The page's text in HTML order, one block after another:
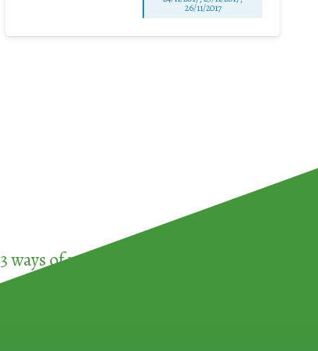
26/11/2017
3 ways of participating in the